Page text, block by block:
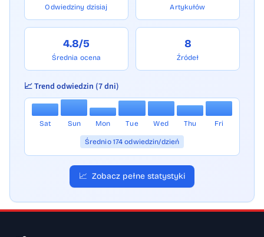
Odwiedziny dzisiaj Artykułów
4.8/5
Średnia ocena
8
Źródeł
📈 Trend odwiedzin (7 dni)
Sat Sun Mon Tue Wed Thu Fri
Średnio 174 odwiedzin/dzień
📈 Zobacz pełne statystyki